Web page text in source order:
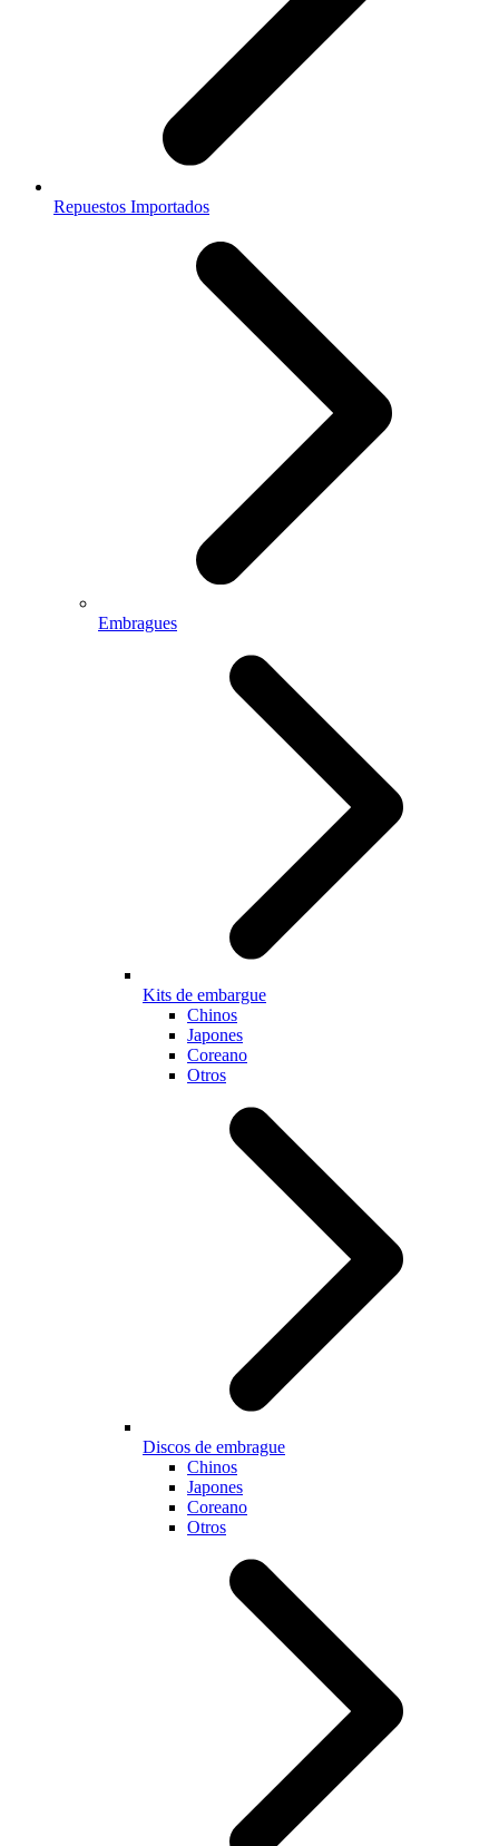
Repuestos Importados
Embragues
Kits de embargue
Chinos
Japones
Coreano
Otros
Discos de embrague
Chinos
Japones
Coreano
Otros